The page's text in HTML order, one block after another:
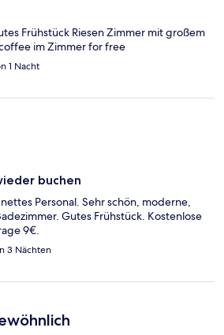
Frühstück Riesen Zimmer mit großem
im Zimmer for free
1 Nacht
buchen
Personal. Sehr schön, moderne,
Gutes Frühstück. Kostenlose
9€.
3 Nächten